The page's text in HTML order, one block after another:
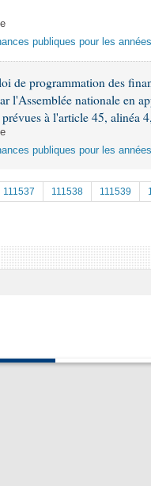
publiques pour les
de programmation des
l'Assemblée nationale en
à l'article 45, alinéa
publiques pour les
111537 111538 111539